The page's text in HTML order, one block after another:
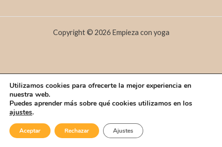
Copyright © 2026 Empieza con yoga
Utilizamos cookies para ofrecerte la mejor experiencia en
nuestra web.
Puedes aprender más sobre qué cookies utilizamos en los
ajustes.
Aceptar Rechazar Ajustes